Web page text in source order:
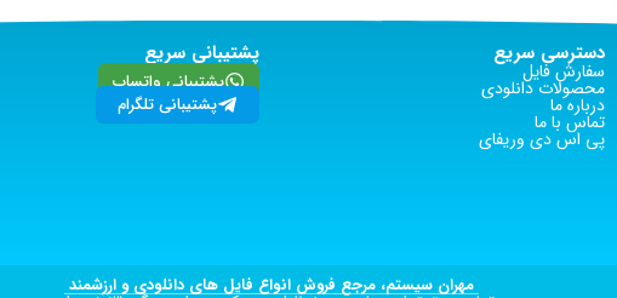
دسترسی سریع
سفارش فایل
محصولات دانلودی
درباره ما
تماس با ما
پی اس دی وریفای
پشتیبانی سریع
پشتیبانی واتساپ
پشتیبانی تلگرام
مهران سیستم، مرجع فروش انواع فایل های دانلودی و ارزشمند